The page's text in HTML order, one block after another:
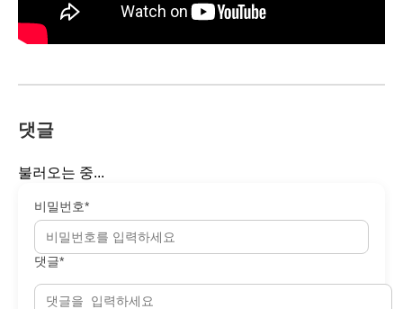
댓글
불러오는 중...
비밀번호*
댓글*